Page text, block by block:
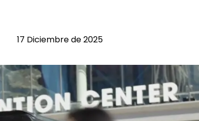
17 Diciembre de 2025